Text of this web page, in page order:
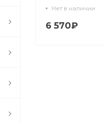
клав., нерж.
отпечатков
Нет в наличии
6 570₽